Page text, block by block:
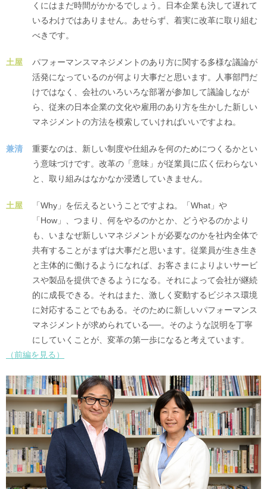
くにはまだ時間がかかるでしょう。日本企業も決して遅れて
いるわけではありません。あせらず、着実に改革に取り組む
べきです。
土屋
パフォーマンスマネジメントのあり方に関する多様な議論が
活発になっているのが何より大事だと思います。人事部門だ
けではなく、会社のいろいろな部署が参加して議論しなが
ら、従来の日本企業の文化や雇用のあり方を生かした新しい
マネジメントの方法を模索していければいいですよね。
兼清
重要なのは、新しい制度や仕組みを何のためにつくるかとい
う意味づけです。改革の「意味」が従業員に広く伝わらない
と、取り組みはなかなか浸透していきません。
土屋
「Why」を伝えるということですよね。「What」や
「How」、つまり、何をやるのかとか、どうやるのかより
も、いまなぜ新しいマネジメントが必要なのかを社内全体で
共有することがまずは大事だと思います。従業員が生き生き
と主体的に働けるようになれば、お客さまによりよいサービ
スや製品を提供できるようになる。それによって会社が継続
的に成長できる。それはまた、激しく変動するビジネス環境
に対応することでもある。そのために新しいパフォーマンス
マネジメントが求められている──。そのような説明を丁寧
にしていくことが、変革の第一歩になると考えています。
（前編を見る）